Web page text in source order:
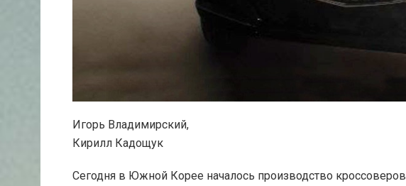
Игорь Владимирский,
Кирилл Кадощук
Сегодня в Южной Корее началось производство кроссоверов